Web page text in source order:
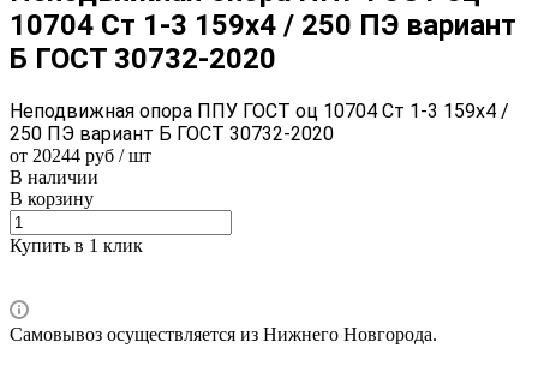
10704 Ст 1-3 159x4 / 250 ПЭ вариант
Б ГОСТ 30732-2020
Неподвижная опора ППУ ГОСТ оц 10704 Ст 1-3 159x4 /
250 ПЭ вариант Б ГОСТ 30732-2020
от 20244 руб / шт
В наличии
В корзину
Купить в 1 клик
Самовывоз осуществляется из Нижнего Новгорода.